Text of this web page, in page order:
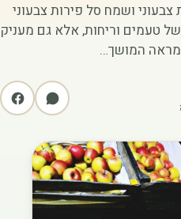
ושמח סל פירות צבעוני
טעמים וריחות, אלא גם מעניק
המושך…